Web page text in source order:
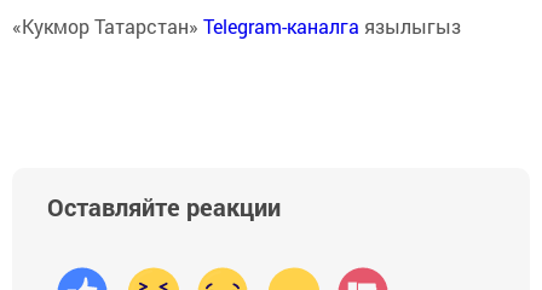
«Кукмор Татарстан» Telegram-каналга язылыгыз
Оставляйте реакции